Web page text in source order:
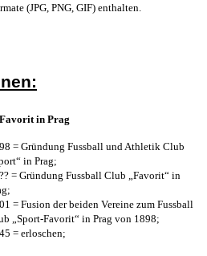
(JPG, PNG, GIF) enthalten.
in Prag
= Gründung Fussball und Athletik Club
in Prag;
= Gründung Fussball Club „Favorit“ in
= Fusion der beiden Vereine zum Fussball
„Sport-Favorit“ in Prag von 1898;
= erloschen;